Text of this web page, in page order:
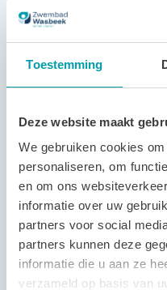
Toestemming
Deze website maakt
We gebruiken cookies
personaliseren, om
en om ons
informatie over uw
partners voor social
partners kunnen deze
informatie die u aan ze
verzameld op basis van
Tarieven
€ Per